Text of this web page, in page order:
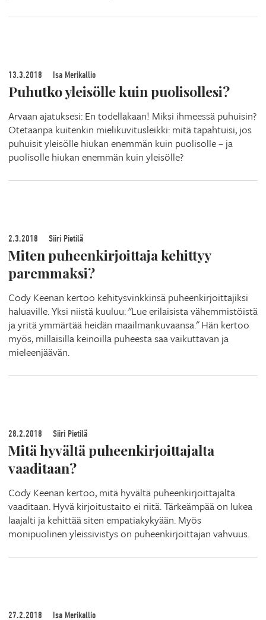
13.3.2018 Isa Merikallio
Puhutko yleisölle kuin puolisollesi?
Arvaan ajatuksesi: En todellakaan! Miksi ihmeessä puhuisin?
Otetaanpa kuitenkin mielikuvitusleikki: mitä tapahtuisi, jos
puhuisit yleisölle hiukan enemmän kuin puolisolle – ja
puolisolle hiukan enemmän kuin yleisölle?
2.3.2018 Siiri Pietilä
Miten puheenkirjoittaja kehittyy
paremmaksi?
Cody Keenan kertoo kehitysvinkkinsä puheenkirjoittajiksi
haluaville. Yksi niistä kuuluu: "Lue erilaisista vähemmistöistä
ja yritä ymmärtää heidän maailmankuvaansa." Hän kertoo
myös, millaisilla keinoilla puheesta saa vaikuttavan ja
mieleenjäävän.
28.2.2018 Siiri Pietilä
Mitä hyvältä puheenkirjoittajalta
vaaditaan?
Cody Keenan kertoo, mitä hyvältä puheenkirjoittajalta
vaaditaan. Hyvä kirjoitustaito ei riitä. Tärkeämpää on lukea
laajalti ja kehittää siten empatiakykyään. Myös
monipuolinen yleissivistys on puheenkirjoittajan vahvuus.
27.2.2018 Isa Merikallio